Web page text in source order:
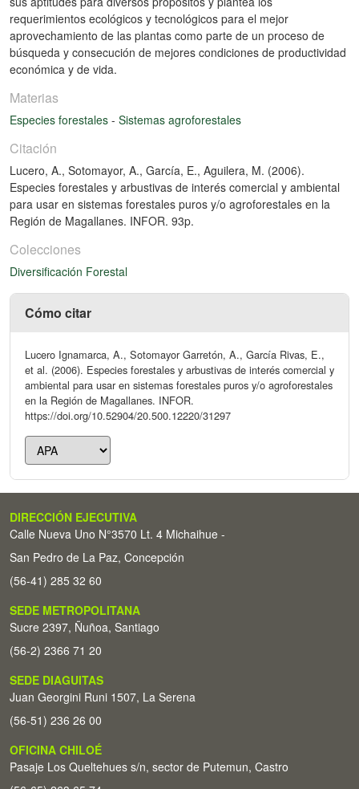
requerimientos ecológicos y tecnológicos para el mejor
aprovechamiento de las plantas como parte de un proceso de
búsqueda y consecución de mejores condiciones de productividad
económica y de vida.
Materias
Especies forestales - Sistemas agroforestales
Citación
Lucero, A., Sotomayor, A., García, E., Aguilera, M. (2006).
Especies forestales y arbustivas de interés comercial y ambiental
para usar en sistemas forestales puros y/o agroforestales en la
Región de Magallanes. INFOR. 93p.
Colecciones
Diversificación Forestal
Cómo citar
Lucero Ignamarca, A., Sotomayor Garretón, A., García Rivas, E.,
et al. (2006). Especies forestales y arbustivas de interés comercial y
ambiental para usar en sistemas forestales puros y/o agroforestales
en la Región de Magallanes. INFOR.
https://doi.org/10.52904/20.500.12220/31297
DIRECCIÓN EJECUTIVA
Calle Nueva Uno N°3570 Lt. 4 Michaihue -
San Pedro de La Paz, Concepción
(56-41) 285 32 60
SEDE METROPOLITANA
Sucre 2397, Ñuñoa, Santiago
(56-2) 2366 71 20
SEDE DIAGUITAS
Juan Georgini Runi 1507, La Serena
(56-51) 236 26 00
OFICINA CHILOÉ
Pasaje Los Queltehues s/n, sector de Putemun, Castro